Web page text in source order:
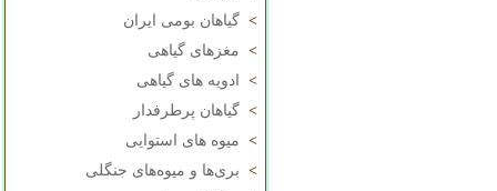
> گیاهان بومی ایران
> مغزهای گیاهی
>
ادویه های گیاهی
> گیاهان پرطرفدار
> میوه های استوایی
> بری‌ها و میوه‌های جنگلی